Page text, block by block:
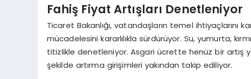
Fahiş Fiyat Artışları Denetleniyor
Ticaret Bakanlığı, vatandaşların temel ihtiyaçlarını
mücadelesini kararlılıkla sürdürüyor. Su, yumurta,
titizlikle denetleniyor. Asgari ücrette henüz bir artış
şekilde artırma girişimleri yakından takip ediliyor.